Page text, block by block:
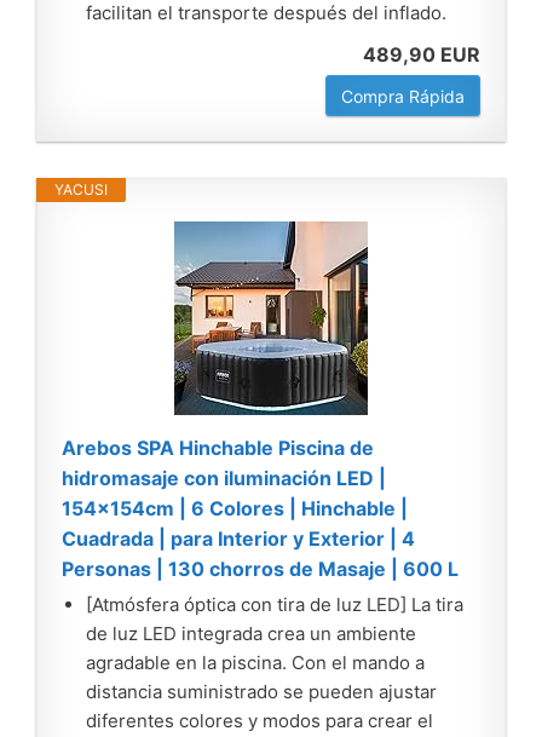
facilitan el transporte después del inflado.
489,90 EUR
Compra Rápida
YACUSI
Arebos SPA Hinchable Piscina de
hidromasaje con iluminación LED |
154x154cm | 6 Colores | Hinchable |
Cuadrada | para Interior y Exterior | 4
Personas | 130 chorros de Masaje | 600 L
[Atmósfera óptica con tira de luz LED] La tira
de luz LED integrada crea un ambiente
agradable en la piscina. Con el mando a
distancia suministrado se pueden ajustar
diferentes colores y modos para crear el